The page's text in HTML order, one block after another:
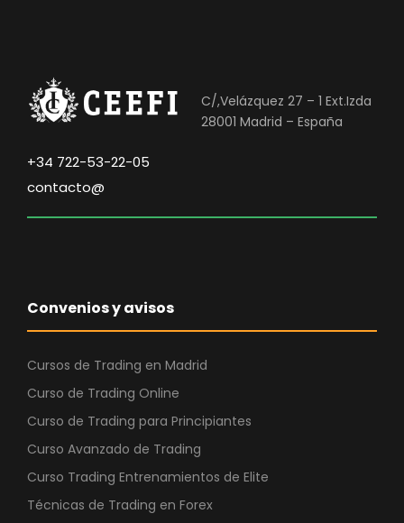
C/,Velázquez 27 – 1 Ext.Izda
28001 Madrid – España
+34 722-53-22-05
contacto@
Convenios y avisos
Cursos de Trading en Madrid
Curso de Trading Online
Curso de Trading para Principiantes
Curso Avanzado de Trading
Curso Trading Entrenamientos de Elite
Técnicas de Trading en Forex